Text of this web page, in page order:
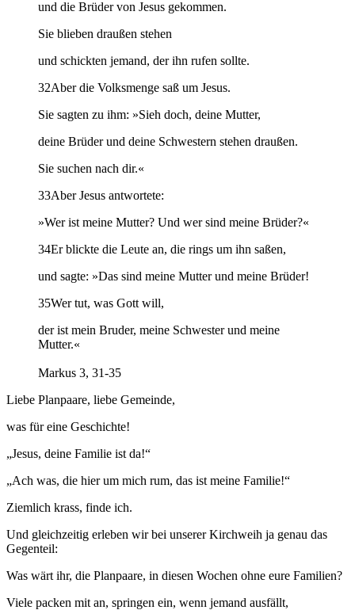
und die Brüder von Jesus gekommen.
Sie blieben draußen stehen
und schickten jemand, der ihn rufen sollte.
32Aber die Volksmenge saß um Jesus.
Sie sagten zu ihm: »Sieh doch, deine Mutter,
deine Brüder und deine Schwestern stehen draußen.
Sie suchen nach dir.«
33Aber Jesus antwortete:
»Wer ist meine Mutter? Und wer sind meine Brüder?«
34Er blickte die Leute an, die rings um ihn saßen,
und sagte: »Das sind meine Mutter und meine Brüder!
35Wer tut, was Gott will,
der ist mein Bruder, meine Schwester und meine
Mutter.«
Markus 3, 31-35
Liebe Planpaare, liebe Gemeinde,
was für eine Geschichte!
„Jesus, deine Familie ist da!“
„Ach was, die hier um mich rum, das ist meine Familie!“
Ziemlich krass, finde ich.
Und gleichzeitig erleben wir bei unserer Kirchweih ja genau das
Gegenteil:
Was wärt ihr, die Planpaare, in diesen Wochen ohne eure Familien?
Viele packen mit an, springen ein, wenn jemand ausfällt,